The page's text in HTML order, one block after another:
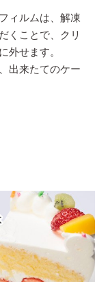
ィルムは、解凍
くことで、クリ
外せます。
出来たてのケー